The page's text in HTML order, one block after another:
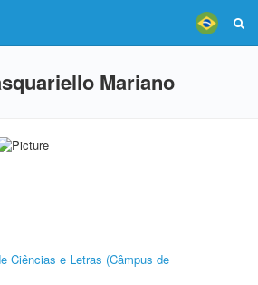
Mariano
Ciências e Letras (Câmpus de